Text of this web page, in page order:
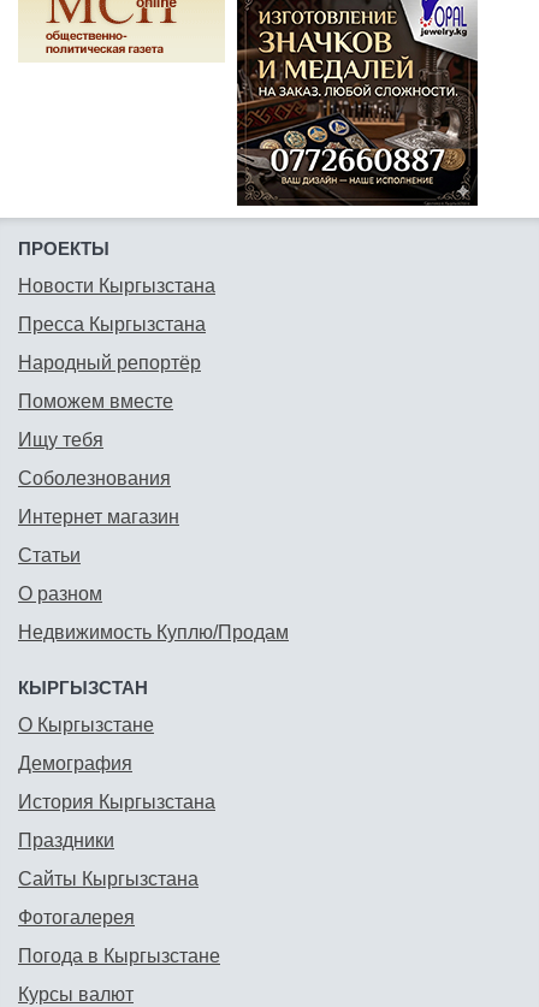
ПРОЕКТЫ
Новости Кыргызстана
Пресса Кыргызстана
Народный репортёр
Поможем вместе
Ищу тебя
Соболезнования
Интернет магазин
Статьи
О разном
Недвижимость Куплю/Продам
КЫРГЫЗСТАН
О Кыргызстане
Демография
История Кыргызстана
Праздники
Сайты Кыргызстана
Фотогалерея
Погода в Кыргызстане
Курсы валют